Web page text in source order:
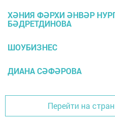
ХӘНИЯ ФӘРХИ ӘНВӘР
БӘДРЕТДИНОВА
ШОУБИЗНЕС
ДИАНА СӘФӘРОВА
Перейти на